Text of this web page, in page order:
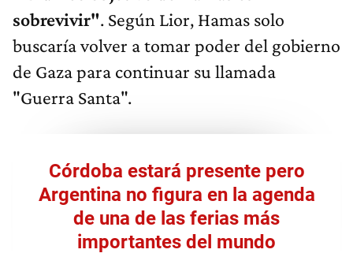
sobrevivir". Según Lior, Hamas solo
buscaría volver a tomar poder del gobierno
de Gaza para continuar su llamada
"Guerra Santa".
Córdoba estará presente pero
Argentina no figura en la agenda
de una de las ferias más
importantes del mundo